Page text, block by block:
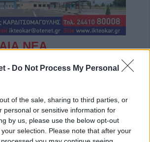
- Do Not Process My Personal
of the sale, sharing to third parties, or
personal or sensitive information for
by us, please use the below opt-out
selection. Please note that after your
ΝΕΑ
της κτηνοτροφίας
από το Υπ. Παιδείας για τη
στο Πανεπιστήμιο
15:39